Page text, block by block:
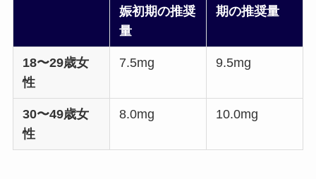
娠初期の推奨
量
期の推奨量
18〜29歳女
性
7.5mg 9.5mg
30〜49歳女
性
8.0mg 10.0mg